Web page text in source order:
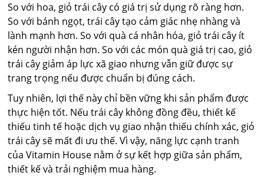
So với hoa, giỏ trái cây có giá trị sử dụng rõ ràng hơn.
So với bánh ngọt, trái cây tạo cảm giác nhẹ nhàng và
lành mạnh hơn. So với quà cá nhân hóa, giỏ trái cây ít
kén người nhận hơn. So với các món quà giá trị cao, giỏ
trái cây giảm áp lực xã giao nhưng vẫn giữ được sự
trang trọng nếu được chuẩn bị đúng cách.
Tuy nhiên, lợi thế này chỉ bền vững khi sản phẩm được
thực hiện tốt. Nếu trái cây không đồng đều, thiết kế
thiếu tinh tế hoặc dịch vụ giao nhận thiếu chính xác, giỏ
trái cây sẽ mất đi ưu thế. Vì vậy, năng lực cạnh tranh
của Vitamin House nằm ở sự kết hợp giữa sản phẩm,
thiết kế và trải nghiệm mua hàng.